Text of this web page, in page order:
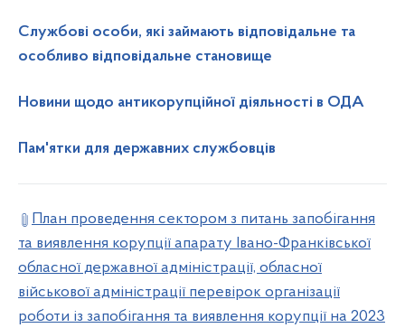
Службові особи, які займають відповідальне та
особливо відповідальне становище
Новини щодо антикорупційної діяльності в ОДА
Пам'ятки для державних службовців
План проведення сектором з питань запобігання
та виявлення корупції апарату Івано-Франківської
обласної державної адміністрації, обласної
військової адміністрації перевірок організації
роботи із запобігання та виявлення корупції на 2023